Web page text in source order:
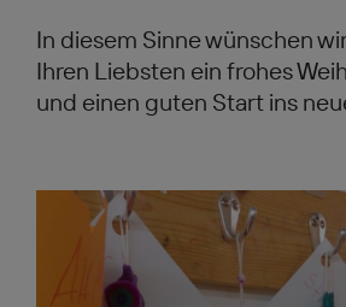
In diesem Sinne wünschen
Ihren Liebsten ein frohes
und einen guten Start ins